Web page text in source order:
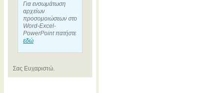
Για ενσωμάτωση
αρχείων
προσομοιώσεων στο
Word-Excel-
PowerPoint πατήστε
εδώ
Σας Ευχαριστώ.